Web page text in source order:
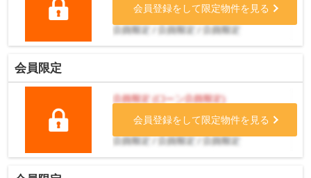
会員登録をして限定物件を見る
会員限定
会員登録をして限定物件を見る